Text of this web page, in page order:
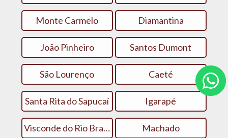
Monte Carmelo Diamantina‎
João Pinheiro Santos Dumont
São Lourenço Caeté
Santa Rita do Sapucaí Igarapé
Visconde do Rio Branco Machado